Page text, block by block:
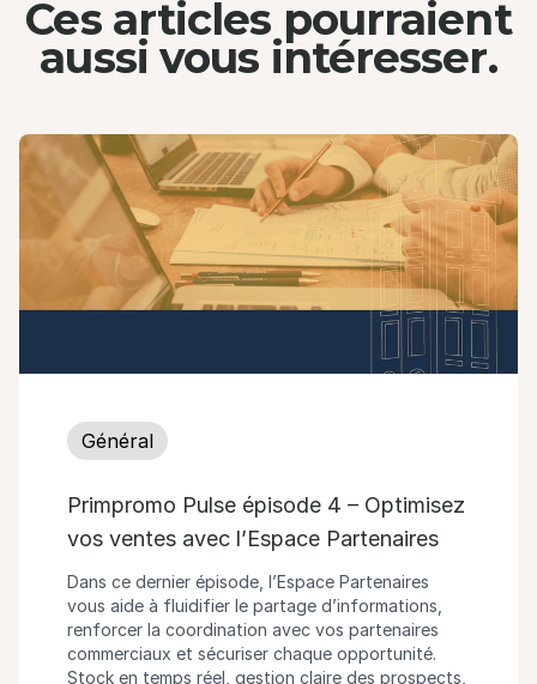
Ces articles pourraient
aussi vous intéresser.
Général
Primpromo Pulse épisode 4 – Optimisez
vos ventes avec l’Espace Partenaires
Dans ce dernier épisode, l’Espace Partenaires
vous aide à fluidifier le partage d’informations,
renforcer la coordination avec vos partenaires
commerciaux et sécuriser chaque opportunité.
Stock en temps réel, gestion claire des prospects,